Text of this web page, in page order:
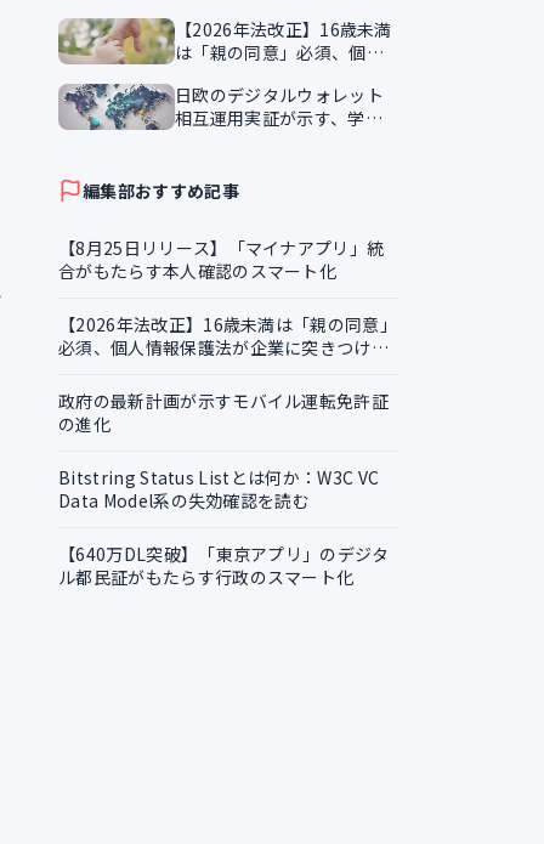
【2026年法改正】16歳未満
は「親の同意」必須、個人
ける実務課題
日欧のデジタルウォレット
相互運用実証が示す、学習
編集部おすすめ記事
【8月25日リリース】「マイナアプリ」統
合がもたらす本人確認のスマート化
【2026年法改正】16歳未満は「親の同意」
必須、個人情報保護法が企業に突きつける
政府の最新計画が示すモバイル運転免許証
の進化
Bitstring Status Listとは何か：W3C VC
Data Model系の失効確認を読む
【640万DL突破】「東京アプリ」のデジタ
ル都民証がもたらす行政のスマート化